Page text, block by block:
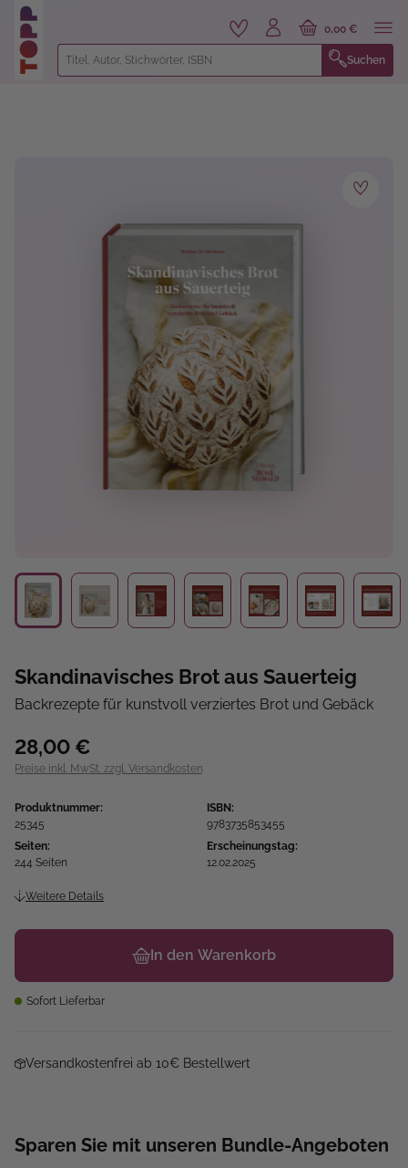
springen
Suchen
0,00 €
Skandinavisches Brot aus Sauerteig
Backrezepte für kunstvoll verziertes Brot und Gebäck
28,00 €
Preise inkl. MwSt. zzgl. Versandkosten
Produktnummer:
25345
ISBN:
9783735853455
Seiten:
244 Seiten
Erscheinungstag:
12.02.2025
Weitere Details
In den Warenkorb
Sofort Lieferbar
Versandkostenfrei ab 10€ Bestellwert
Sparen Sie mit unseren Bundle-Angeboten